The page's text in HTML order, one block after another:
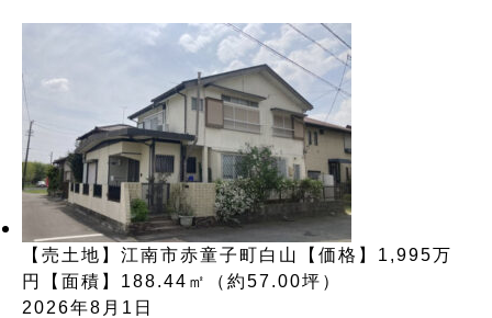
【売土地】江南市赤童子町白山【価格】1,995万
円【面積】188.44㎡（約57.00坪）
2026年8月1日